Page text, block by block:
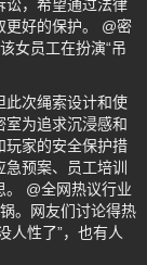
讼，希望通过法律
更好的保护。 @密
女员工在扮演“吊
此次绳索设计和使
室为追求沉浸感和
玩家的安全保护措
预案、员工培训
。 @全网热议行业
。网友们讨论得热
人性了”，也有人